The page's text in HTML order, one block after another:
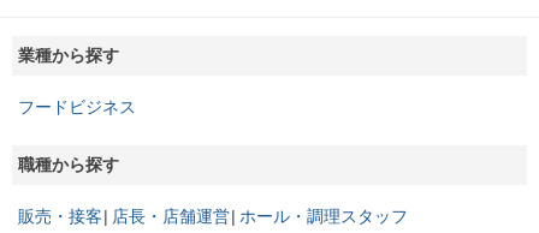
業種から探す
フードビジネス
職種から探す
販売・接客 店長・店舗運営 ホール・調理スタッフ